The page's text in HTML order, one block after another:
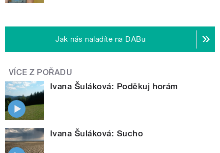
Jak nás naladíte na DABu
VÍCE Z POŘADU
Ivana Šuláková: Poděkuj horám
Ivana Šuláková: Sucho